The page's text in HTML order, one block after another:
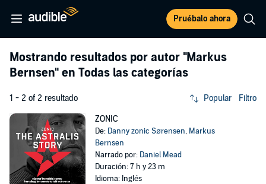
Pruébalo ahora
Mostrando resultados por autor "Markus
Bernsen" en Todas las categorías
1 - 2 of 2 resultado Popular Filtro
ZONIC
De: Danny zonic Sørensen, Markus
Bernsen
Narrado por: Daniel Mead
Duración: 7 h y 23 m
Idioma: Inglés